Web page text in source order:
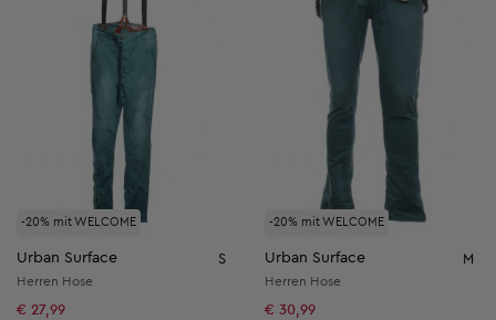
-20% mit WELCOME
Urban Surface S
Herren Hose
€ 27,99
-20% mit WELCOME
Urban Surface M
Herren Hose
€ 30,99